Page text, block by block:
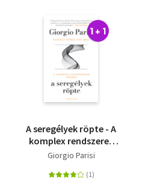
1 + 1
A seregélyek röpte - A
komplex rendszerek
csodái
Giorgio Parisi